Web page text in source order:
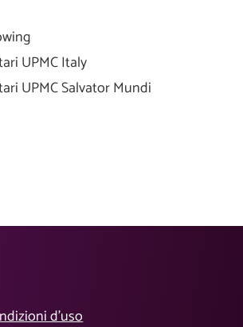
UPMC Italy
UPMC Salvator Mundi
d’uso